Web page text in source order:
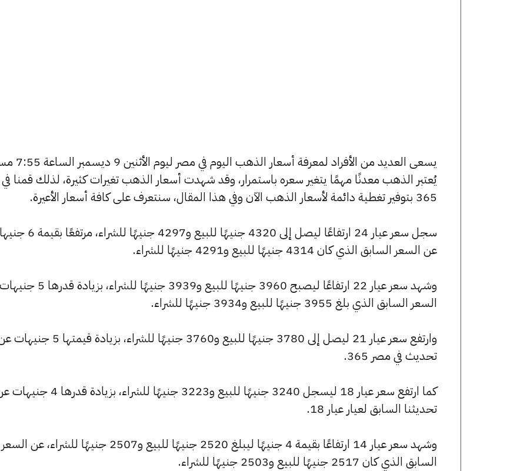
يسعى العديد من الأفراد لمعرفة
يُعتبر الذهب معدنًا مهمًا يتغير سعره باستمرار، وقد شهدت أسعار الذهب تغيرات كثيرة، لذلك قمنا
365 بتوفير تغطية دائمة لأسعار الذهب الآن وفي هذا المقال، سنتعرف على كافة أسعار الأعيرة.
سجل سعر عيار 24 ارتفاعًا ليصل إلى 4320 جنيهًا للبيع و4297
عن السعر السابق الذي كان 4314 جنيهًا للبيع و4291 جنيهًا للشراء.
وشهد سعر عيار 22 ارتفاعًا ليصبح 3960 جنيهًا للبيع و3939
السعر السابق الذي بلغ 3955 جنيهًا للبيع و3934 جنيهًا للشراء.
وارتفع سعر عيار 21 ليصل إلى 3780 جنيهًا للبيع و3760 جنيهًا
تحديث في مصر 365.
كما ارتفع سعر عيار 18 ليسجل 3240 جنيهًا للبيع و3223 جنيهًا للشراء، بزيادة
تحديثنا السابق لعيار عيار 18.
وشهد سعر عيار 14 ارتفاعًا بقيمة 4 جنيهًا ليبلغ 2520 جنيهًا للبيع و2507 جنيهًا للشراء، عن السعر
السابق الذي كان 2517 جنيهًا للبيع و2503 جنيهًا للشراء.